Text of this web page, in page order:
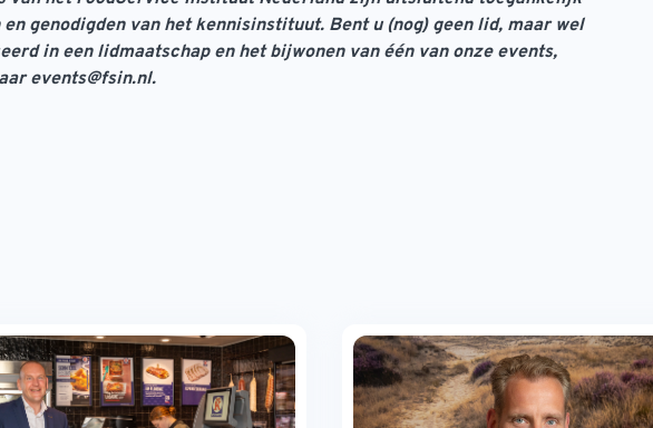
en genodigden van het kennisinstituut. Bent u (nog) geen lid, maar wel
in een lidmaatschap en het bijwonen van één van onze events,
events@fsin.nl.